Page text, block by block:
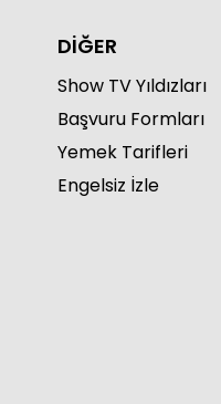
DİĞER
Show TV Yıldızları
Başvuru Formları
Yemek Tarifleri
Engelsiz İzle